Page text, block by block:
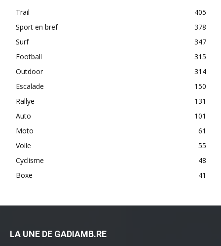
Trail
405
Sport en bref
378
Surf
347
Football
315
Outdoor
314
Escalade
150
Rallye
131
Auto
101
Moto
61
Voile
55
Cyclisme
48
Boxe
41
LA UNE DE GADIAMB.RE